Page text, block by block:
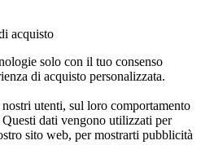
acquisto
solo con il tuo consenso
di acquisto personalizzata.
utenti, sul loro comportamento
dati vengono utilizzati per
sito web, per mostrarti pubblicità